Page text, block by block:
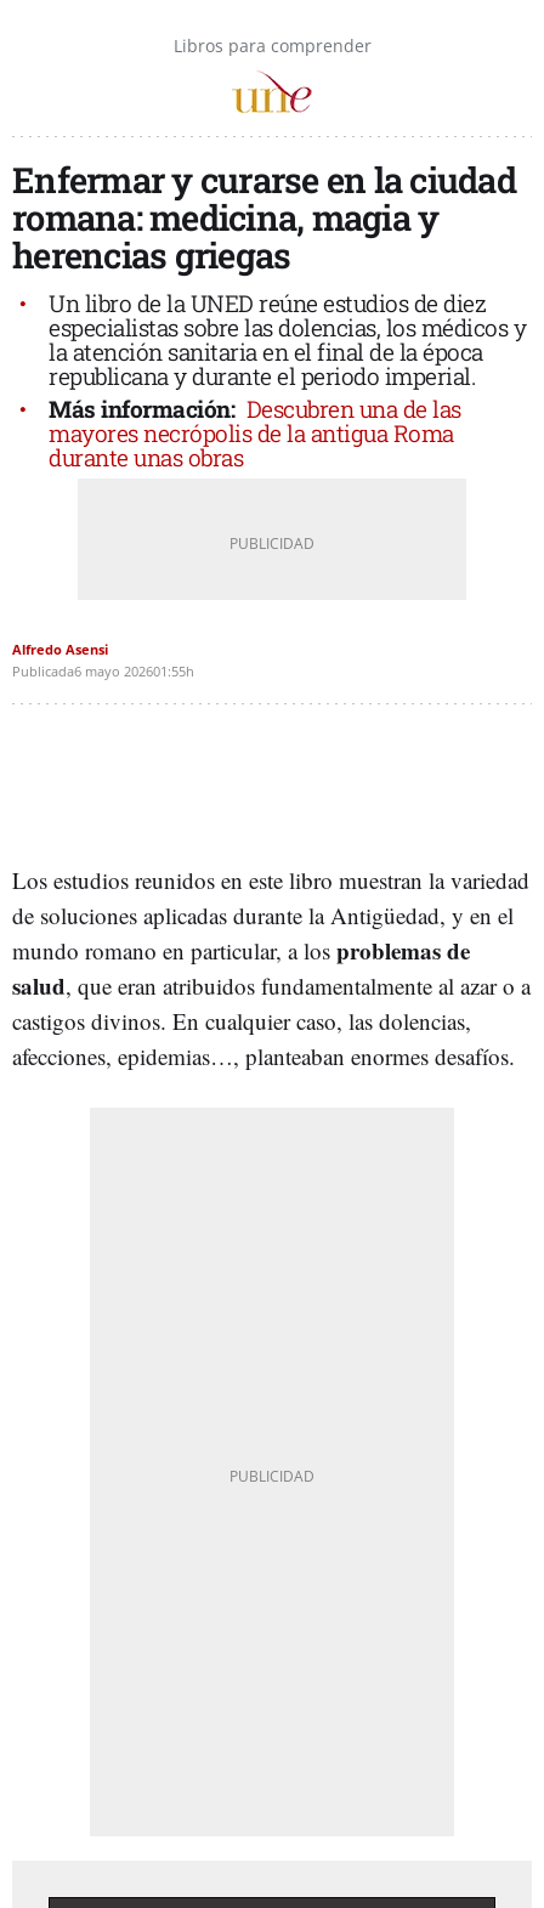
Libros para comprender
Enfermar y curarse en la ciudad
romana: medicina, magia y
herencias griegas
Un libro de la UNED reúne estudios de diez
especialistas sobre las dolencias, los médicos y
la atención sanitaria en el final de la época
republicana y durante el periodo imperial.
Más información: Descubren una de las
mayores necrópolis de la antigua Roma
durante unas obras
Alfredo Asensi
Publicada6 mayo 202601:55h
Los estudios reunidos en este libro muestran la variedad
de soluciones aplicadas durante la Antigüedad, y en el
mundo romano en particular, a los problemas de
salud, que eran atribuidos fundamentalmente al azar o a
castigos divinos. En cualquier caso, las dolencias,
afecciones, epidemias…, planteaban enormes desafíos.